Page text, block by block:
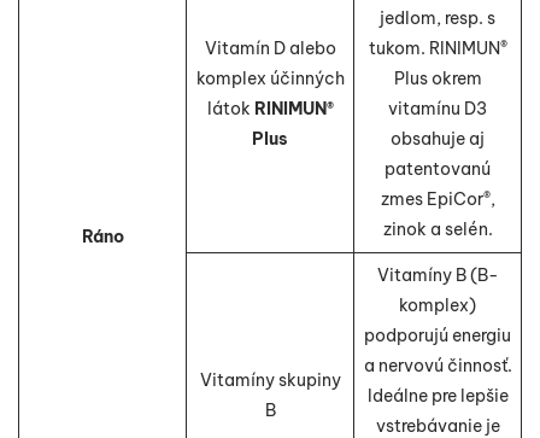
Ráno
Vitamín D alebo
komplex účinných
látok RINIMUN®
Plus
jedlom, resp. s
tukom. RINIMUN®
Plus okrem
vitamínu D3
obsahuje aj
patentovanú
zmes EpiCor®,
zinok a selén.
Vitamíny skupiny
B
Vitamíny B (B-
komplex)
podporujú energiu
a nervovú činnosť.
Ideálne pre lepšie
vstrebávanie je